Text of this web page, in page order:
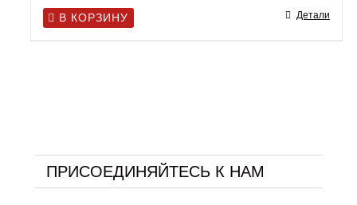
В КОРЗИНУ Детали
ПРИСОЕДИНЯЙТЕСЬ К НАМ